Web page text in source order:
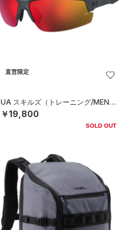
直営限定
UA スキルズ（トレーニング/MEN）
￥19,800
SOLD OUT